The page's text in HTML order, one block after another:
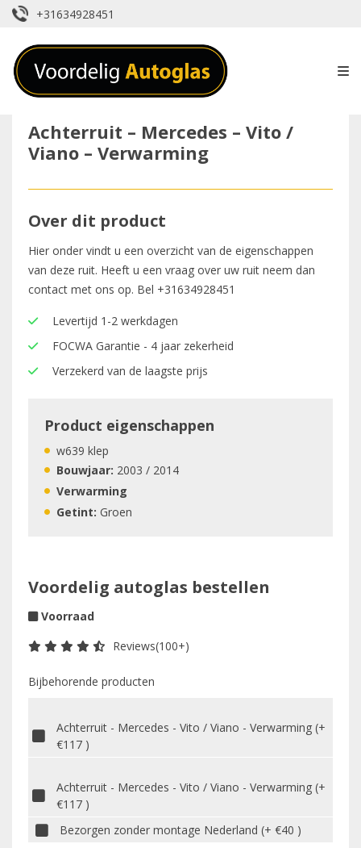
+31634928451
Achterruit – Mercedes – Vito /
Viano – Verwarming
Over dit product
Hier onder vindt u een overzicht van de eigenschappen
van deze ruit. Heeft u een vraag over uw ruit neem dan
contact met ons op. Bel +31634928451
Levertijd 1-2 werkdagen
FOCWA Garantie - 4 jaar zekerheid
Verzekerd van de laagste prijs
Product eigenschappen
w639 klep
Bouwjaar: 2003 / 2014
Verwarming
Getint: Groen
Voordelig autoglas bestellen
Voorraad
Reviews(100+)
Bijbehorende producten
Achterruit - Mercedes - Vito / Viano - Verwarming (+
€117 )
Achterruit - Mercedes - Vito / Viano - Verwarming (+
€117 )
Bezorgen zonder montage Nederland (+ €40 )